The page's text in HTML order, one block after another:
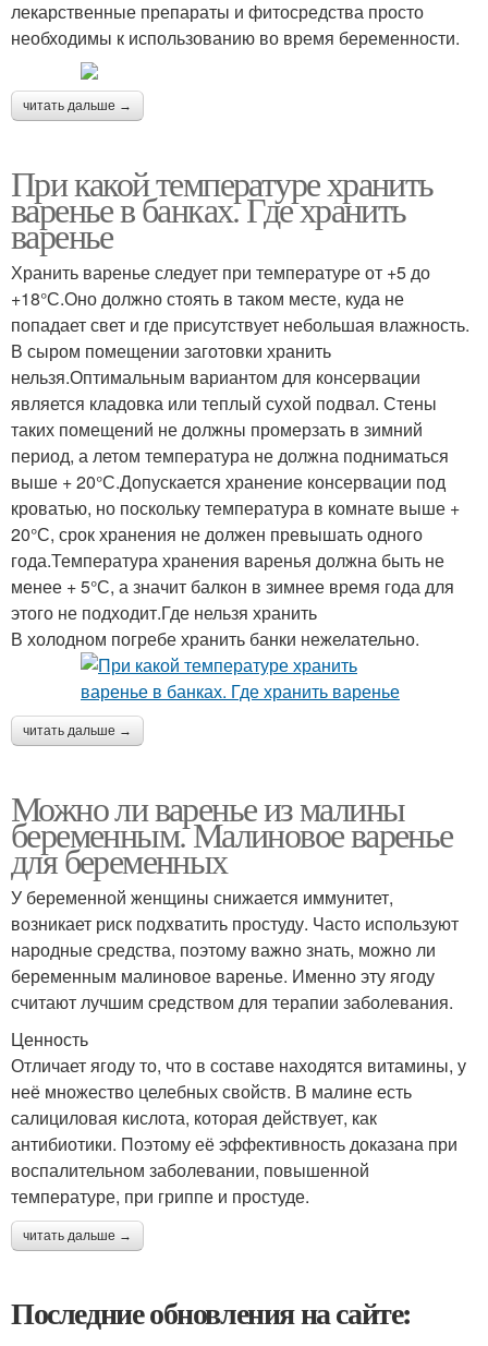
лекарственные препараты и фитосредства просто
необходимы к использованию во время беременности.
читать дальше →
При какой температуре хранить
варенье в банках. Где хранить
варенье
Хранить варенье следует при температуре от +5 до
+18°С.Оно должно стоять в таком месте, куда не
попадает свет и где присутствует небольшая влажность.
В сыром помещении заготовки хранить
нельзя.Оптимальным вариантом для консервации
является кладовка или теплый сухой подвал. Стены
таких помещений не должны промерзать в зимний
период, а летом температура не должна подниматься
выше + 20°С.Допускается хранение консервации под
кроватью, но поскольку температура в комнате выше +
20°С, срок хранения не должен превышать одного
года.Температура хранения варенья должна быть не
менее + 5°С, а значит балкон в зимнее время года для
этого не подходит.Где нельзя хранить
В холодном погребе хранить банки нежелательно.
читать дальше →
Можно ли варенье из малины
беременным. Малиновое варенье
для беременных
У беременной женщины снижается иммунитет,
возникает риск подхватить простуду. Часто используют
народные средства, поэтому важно знать, можно ли
беременным малиновое варенье. Именно эту ягоду
считают лучшим средством для терапии заболевания.
Ценность
Отличает ягоду то, что в составе находятся витамины, у
неё множество целебных свойств. В малине есть
салициловая кислота, которая действует, как
антибиотики. Поэтому её эффективность доказана при
воспалительном заболевании, повышенной
температуре, при гриппе и простуде.
читать дальше →
Последние обновления на сайте: